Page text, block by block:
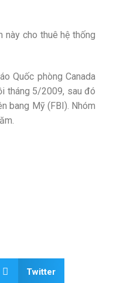
này cho thuê hệ thống
Quốc phòng Canada
tháng 5/2009, sau đó
bang Mỹ (FBI). Nhóm
Twitter